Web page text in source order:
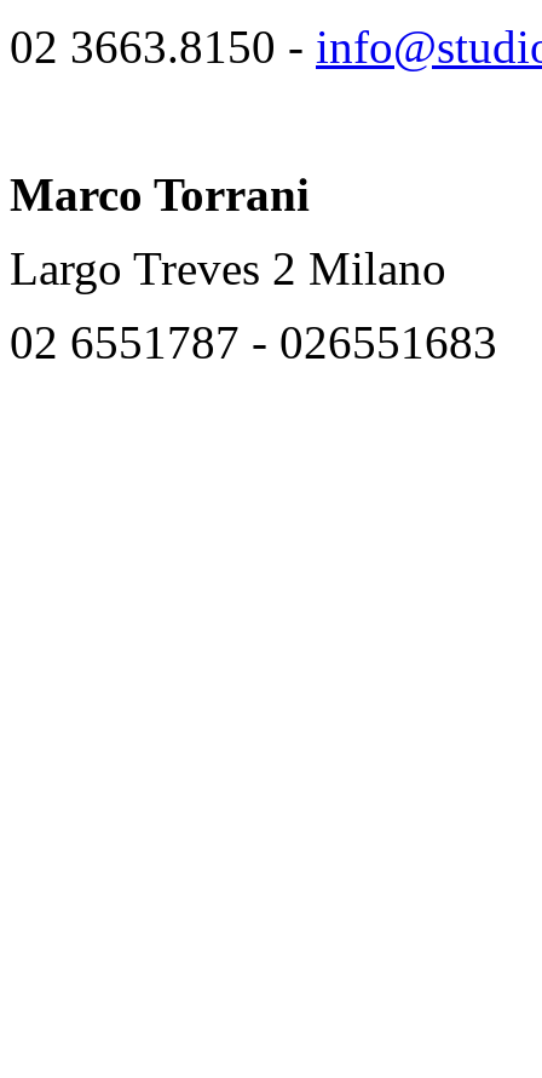
02 3663.8150 -
Marco Torrani
Largo Treves 2 Milano
02 6551787 - 026551683